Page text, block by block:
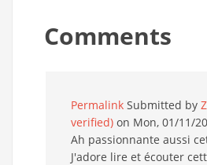
Comments
Permalink Submitted by
verified) on Mon, 01/11/
Ah passionnante aussi
J'adore lire et écouter